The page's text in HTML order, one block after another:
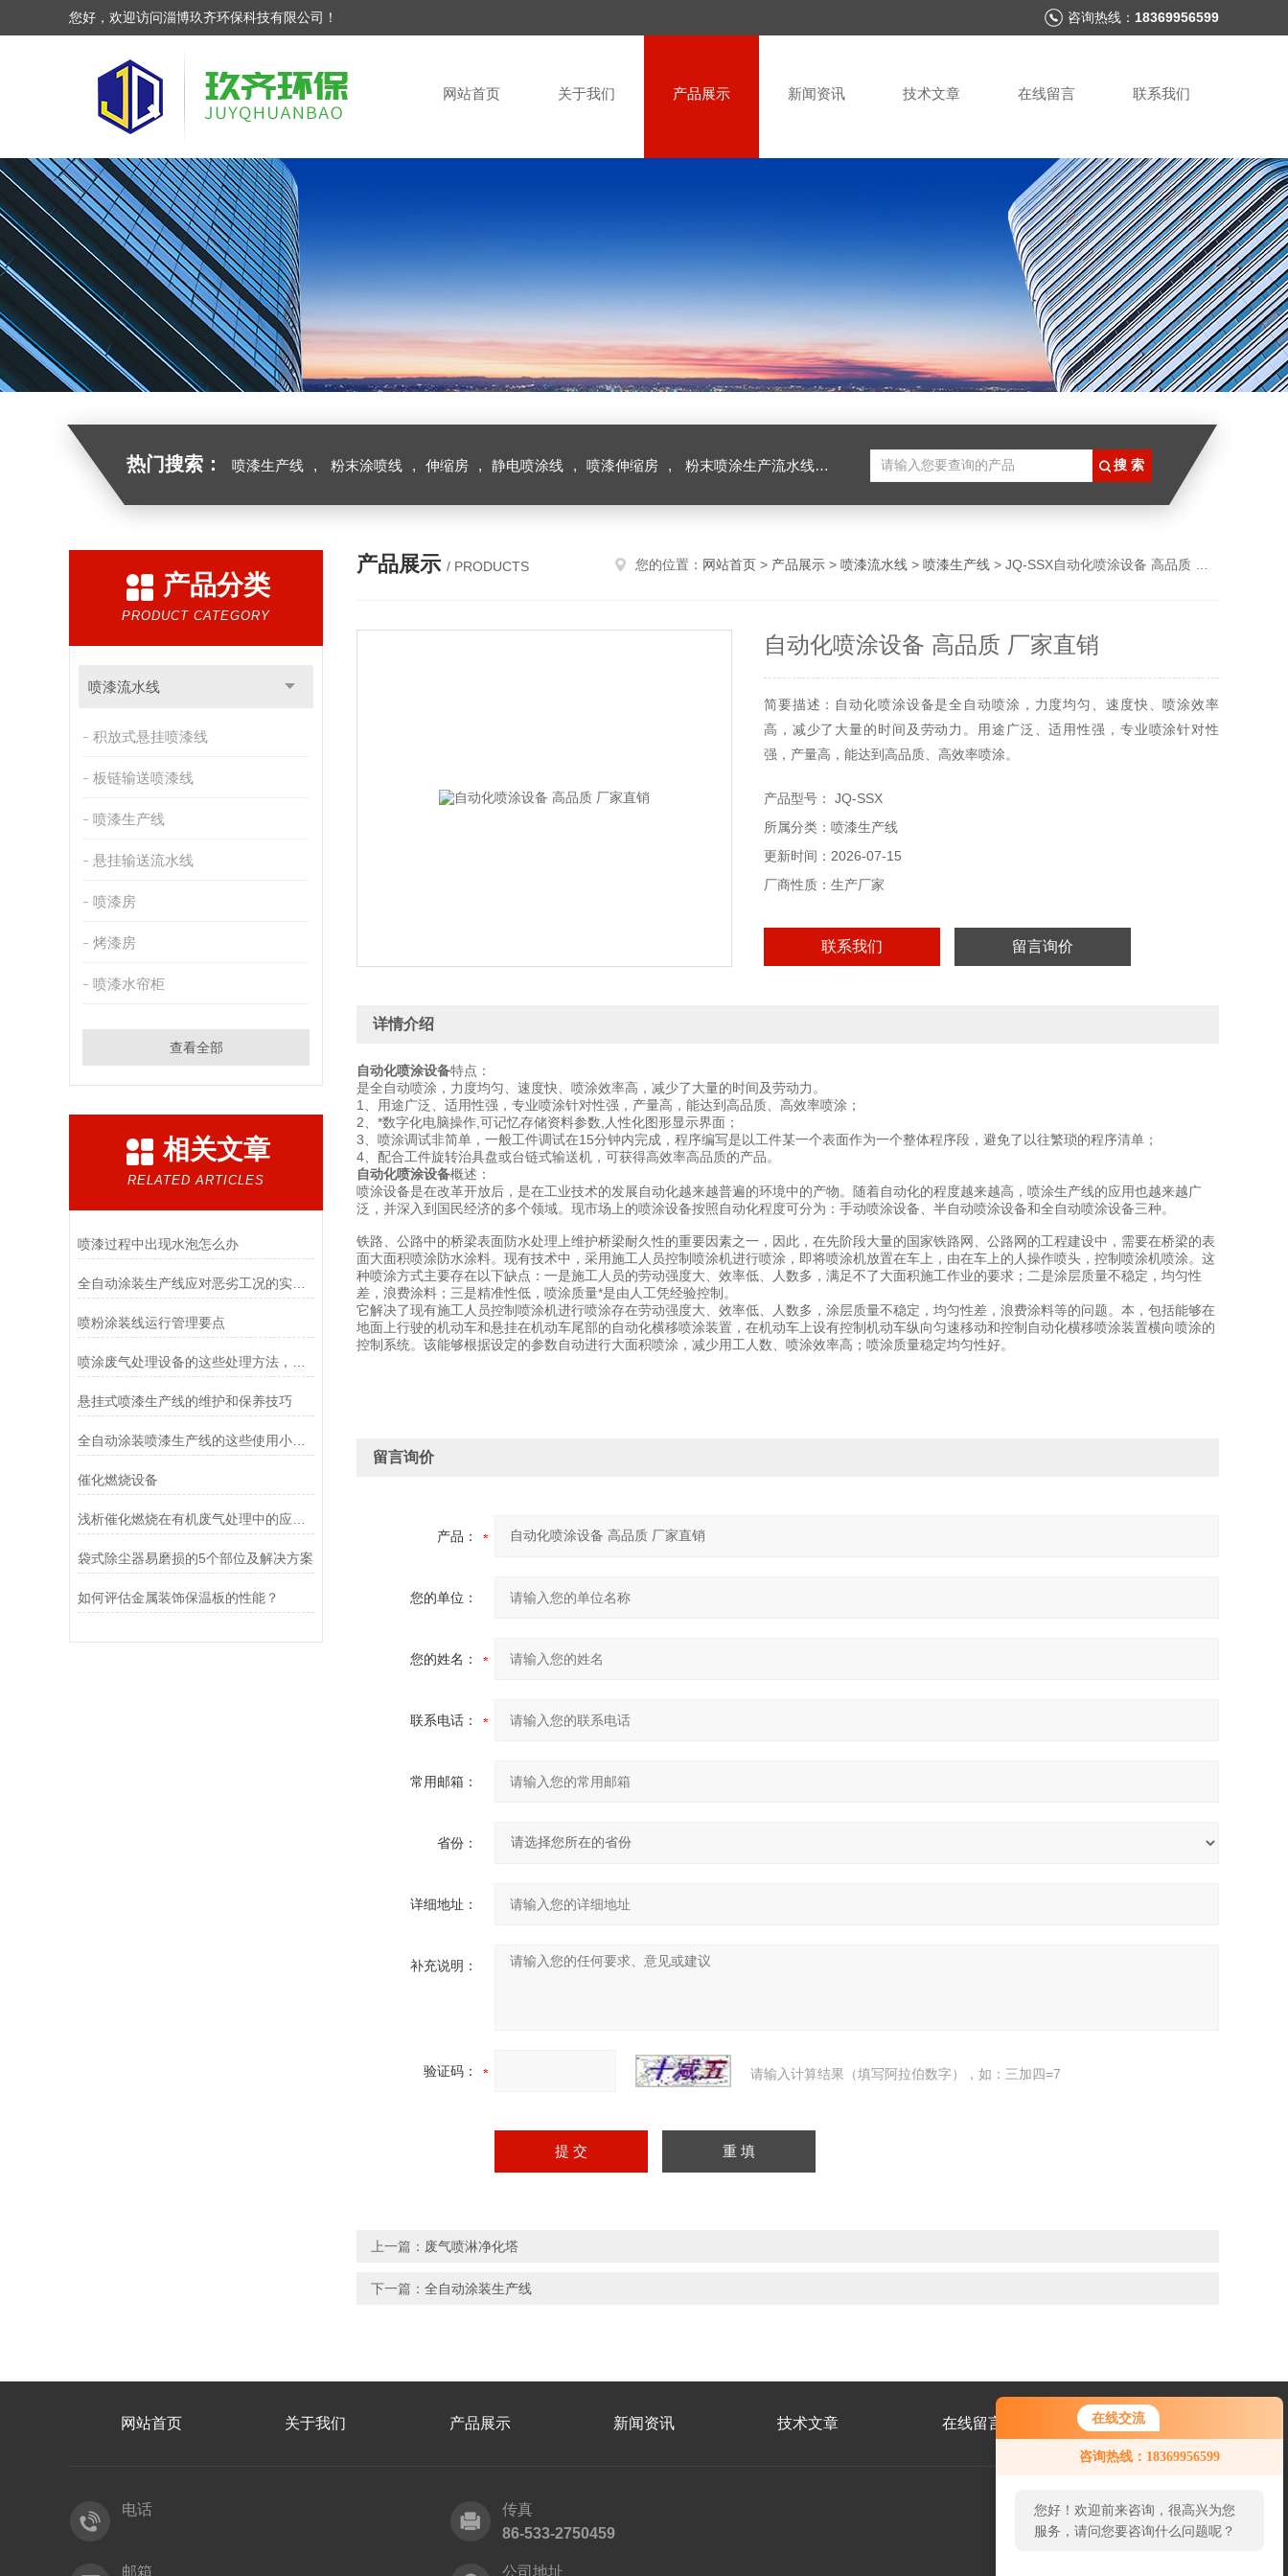
在线交流
咨询热线：18369956599
您好！欢迎前来咨询，很高兴为您
服务，请问您要咨询什么问题呢？
您好，欢迎访问淄博玖齐环保科技有限公司！ 咨询热线： 18369956599
网站首页 关于我们 产品展示 新闻资讯 技术文章 在线留言 联系我们
热门搜索： 喷漆生产线 , 粉末涂喷线 , 伸缩房 , 静电喷涂线 , 喷漆伸缩房 , 粉末喷涂生产流水线 , 积放式喷涂生产线
产品分类
PRODUCT CATEGORY
喷漆流水线
积放式悬挂喷漆线
板链输送喷漆线
喷漆生产线
悬挂输送流水线
喷漆房
烤漆房
喷漆水帘柜
查看全部
相关文章
RELATED ARTICLES
喷漆过程中出现水泡怎么办
喷粉涂装线运行管理要点
悬挂式喷漆生产线的维护和保养技巧
全自动涂装喷漆生产线的这些使用小细节，你可能还不太了解
催化燃烧设备
袋式除尘器易磨损的5个部位及解决方案
如何评估金属装饰保温板的性能？
产品展示 / PRODUCTS 您的位置： 网站首页 > 产品展示 > 喷漆流水线 > 喷漆生产线 > JQ-SSX自动化喷涂设备 高品质 厂家直销
自动化喷涂设备 高品质 厂家直销
简要描述：自动化喷涂设备是全自动喷涂，力度均匀、速度快、喷涂效率
高，减少了大量的时间及劳动力。用途广泛、适用性强，专业喷涂针对性
强，产量高，能达到高品质、高效率喷涂。
产品型号： JQ-SSX
所属分类：喷漆生产线
更新时间：2026-07-15
厂商性质：生产厂家
联系我们 留言询价
详情介绍
自动化喷涂设备特点：
是全自动喷涂，力度均匀、速度快、喷涂效率高，减少了大量的时间及劳动力。
1、用途广泛、适用性强，专业喷涂针对性强，产量高，能达到高品质、高效率喷涂；
2、*数字化电脑操作,可记忆存储资料参数,人性化图形显示界面；
3、喷涂调试非简单，一般工件调试在15分钟内完成，程序编写是以工件某一个表面作为一个整体程序段，避免了以往繁琐的程序清单；
4、配合工件旋转治具盘或台链式输送机，可获得高效率高品质的产品。
自动化喷涂设备概述：
喷涂设备是在改革开放后，是在工业技术的发展自动化越来越普遍的环境中的产物。随着自动化的程度越来越高，喷涂生产线的应用也越来越广
泛，并深入到国民经济的多个领域。现市场上的喷涂设备按照自动化程度可分为：手动喷涂设备、半自动喷涂设备和全自动喷涂设备三种。
铁路、公路中的桥梁表面防水处理上维护桥梁耐久性的重要因素之一，因此，在先阶段大量的国家铁路网、公路网的工程建设中，需要在桥梁的表
面大面积喷涂防水涂料。现有技术中，采用施工人员控制喷涂机进行喷涂，即将喷涂机放置在车上，由在车上的人操作喷头，控制喷涂机喷涂。这
种喷涂方式主要存在以下缺点：一是施工人员的劳动强度大、效率低、人数多，满足不了大面积施工作业的要求；二是涂层质量不稳定，均匀性
差，浪费涂料；三是精准性低，喷涂质量*是由人工凭经验控制。
它解决了现有施工人员控制喷涂机进行喷涂存在劳动强度大、效率低、人数多，涂层质量不稳定，均匀性差，浪费涂料等的问题。本，包括能够在
地面上行驶的机动车和悬挂在机动车尾部的自动化横移喷涂装置，在机动车上设有控制机动车纵向匀速移动和控制自动化横移喷涂装置横向喷涂的
控制系统。该能够根据设定的参数自动进行大面积喷涂，减少用工人数、喷涂效率高；喷涂质量稳定均匀性好。
留言询价
产品：
您的单位：
您的姓名：
联系电话：
常用邮箱：
省份：
详细地址：
补充说明：
验证码： 请输入计算结果（填写阿拉伯数字），如：三加四=7
上一篇： 废气喷淋净化塔
下一篇： 全自动涂装生产线
网站首页 关于我们 产品展示 新闻资讯 技术文章 在线留言 联系我们
电话
传真
86-533-2750459
邮箱 公司地址